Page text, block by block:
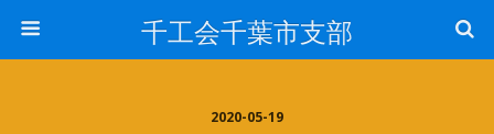
千工会千葉市支部
2020-05-19